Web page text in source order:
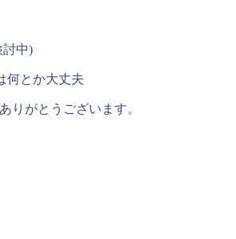
中)
何とか大丈夫
りがとうございます。